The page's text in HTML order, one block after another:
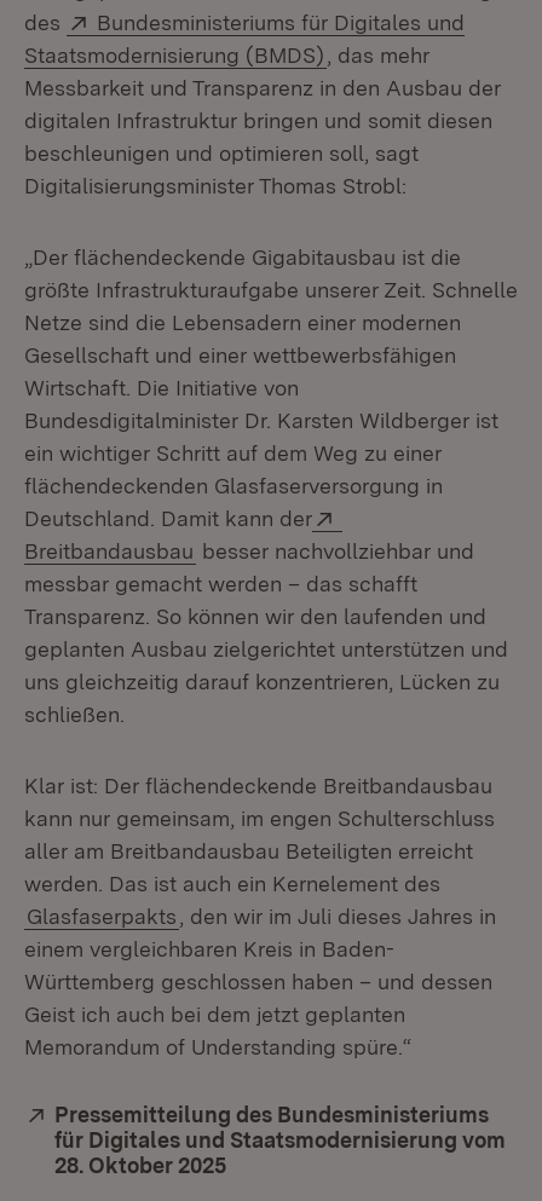
des
Extern:
Bundesministeriums für Digitales und
Staatsmodernisierung (BMDS) (Öffnet in neuem
, das mehr
Messbarkeit und Transparenz in den Ausbau der
digitalen Infrastruktur bringen und somit diesen
beschleunigen und optimieren soll, sagt
Digitalisierungsminister Thomas Strobl:
„Der flächendeckende Gigabitausbau ist die
größte Infrastrukturaufgabe unserer Zeit. Schnelle
Netze sind die Lebensadern einer modernen
Gesellschaft und einer wettbewerbsfähigen
Wirtschaft. Die Initiative von
Bundesdigitalminister Dr. Karsten Wildberger ist
ein wichtiger Schritt auf dem Weg zu einer
flächendeckenden Glasfaserversorgung in
Deutschland. Damit kann der
Breitbandausbau (Öffnet in neuem Fenster)
besser nachvollziehbar und
messbar gemacht werden – das schafft
Transparenz. So können wir den laufenden und
geplanten Ausbau zielgerichtet unterstützen und
uns gleichzeitig darauf konzentrieren, Lücken zu
schließen.
Klar ist: Der flächendeckende Breitbandausbau
kann nur gemeinsam, im engen Schulterschluss
aller am Breitbandausbau Beteiligten erreicht
werden. Das ist auch ein Kernelement des
Glasfaserpakts
, den wir im Juli dieses Jahres in
einem vergleichbaren Kreis in Baden-
Württemberg geschlossen haben – und dessen
Geist ich auch bei dem jetzt geplanten
Memorandum of Understanding spüre.“
Extern:
Pressemitteilung des Bundesministeriums
für Digitales und Staatsmodernisierung vom
28. Oktober 2025